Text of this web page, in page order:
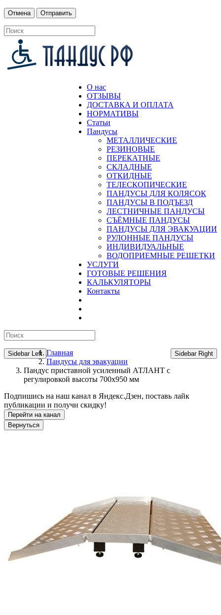
О нас
ОТЗЫВЫ
ДОСТАВКА И ОПЛАТА
НОРМАТИВЫ
Статьи
Пандусы
МЕТАЛЛИЧЕСКИЕ
РЕЗИНОВЫЕ
ПЕРЕКАТНЫЕ
СКЛАДНЫЕ
ОТКИДНЫЕ
ТЕЛЕСКОПИЧЕСКИЕ
ПАНДУСЫ ДЛЯ КОЛЯСОК
ПАНДУСЫ В ПОДЪЕЗД
ЛЕСТНИЧНЫЕ ПАНДУСЫ
CЪЁМНЫЕ ПАНДУСЫ
ПАНДУСЫ ДЛЯ ЭВАКУАЦИИ
РУЛОННЫЕ ПАНДУСЫ
ИНДИВИДУАЛЬНЫЕ
ВОДОПРИЕМНЫЕ РЕШЕТКИ
УСЛУГИ
ГОТОВЫЕ РЕШЕНИЯ
КАЛЬКУЛЯТОРЫ
Контакты
Sidebar Left Sidebar Right
Главная
Пандусы для эвакуации
Пандус приставной усиленный АТЛАНТ с
регулировкой высоты 700х950 мм
Подпишись на наш канал в Яндекс.Дзен, поставь лайк
публикации и получи скидку!